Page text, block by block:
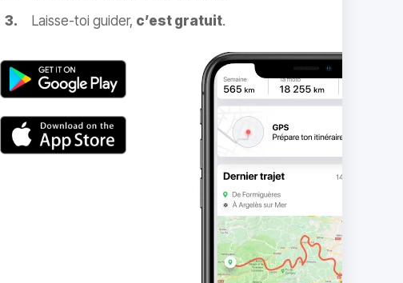
Laisse-toi guider, c’est gratuit.